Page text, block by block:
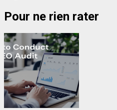
Pour ne rien rater